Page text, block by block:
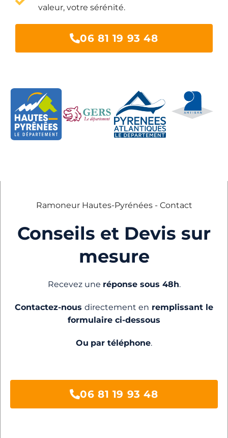
valeur, votre sérénité.
06 81 19 93 48
Ramoneur Hautes-Pyrénées - Contact
Conseils et Devis sur
mesure
Recevez une réponse sous 48h.
Contactez-nous directement en remplissant le
formulaire ci-dessous
Ou par téléphone.
06 81 19 93 48